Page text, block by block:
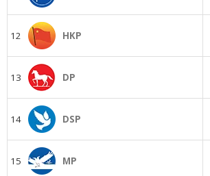
12 HKP
13 DP
14 DSP
15 MP